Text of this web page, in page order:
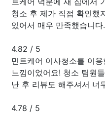
청소 후 제가 직접 확인했
있어서 매우 만족했습니다.
4.82 / 5
민트케어 이사청소를 이
느낌이었어요! 청소 팀원
난 후 리뷰도 해주셔서 너
4.78 / 5